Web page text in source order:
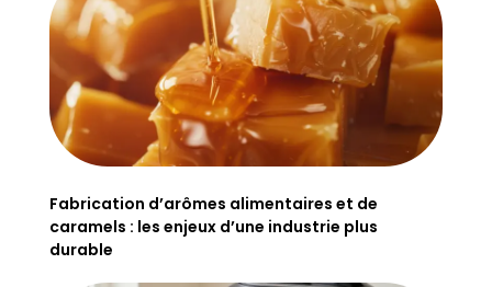
Fabrication d’arômes alimentaires et de
caramels : les enjeux d’une industrie plus
durable